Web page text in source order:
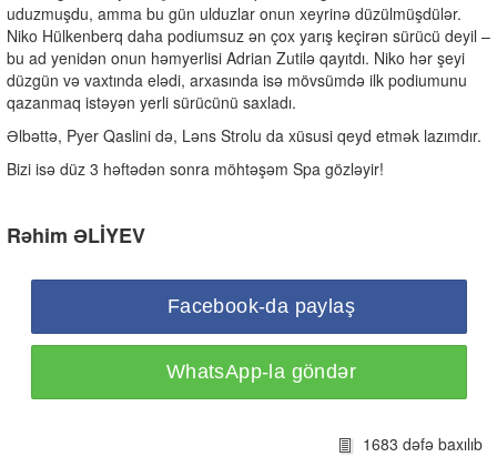
uduzmuşdu, amma bu gün ulduzlar onun xeyrinə düzülmüşdülər.
Niko Hülkenberq daha podiumsuz ən çox yarış keçirən sürücü deyil –
bu ad yenidən onun həmyerlisi Adrian Zutilə qayıtdı. Niko hər şeyi
düzgün və vaxtında elədi, arxasında isə mövsümdə ilk podiumunu
qazanmaq istəyən yerli sürücünü saxladı.
Əlbəttə, Pyer Qaslini də, Ləns Strolu da xüsusi qeyd etmək lazımdır.
Bizi isə düz 3 həftədən sonra möhtəşəm Spa gözləyir!
Rəhim ƏLİYEV
Facebook-da paylaş
WhatsApp-la göndər
1683 dəfə baxılıb